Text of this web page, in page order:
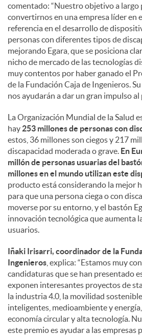
comentado: “Nuestro objetivo a largo
convertirnos en una empresa líder en
referencia en el desarrollo de
personas con diferentes tipos de
mejorando Egara, que se posiciona
nicho de mercado de las tecnologías
muy contentos por haber ganado el
de la Fundación Caja de Ingenieros.
nos ayudarán a dar un gran impulso al
La Organización Mundial de la Salud
hay 253 millones de personas con
estos, 36 millones son ciegos y 217
discapacidad moderada o grave. En
millón de personas usuarias del
millones en el mundo utilizan este
producto está considerando la mejor
para que una persona ciega o con
moverse por su entorno, y el bastón
innovación tecnológica que aumenta
usuarios.
Iñaki Irisarri, coordinador de la
Ingenieros , explica: “Estamos muy
candidaturas que se han presentado
exponen interesantes proyectos de
la industria 4.0, la movilidad
inteligentes, medioambiente y
economía circular y alta tecnología.
este premio es ayudar a las empresas